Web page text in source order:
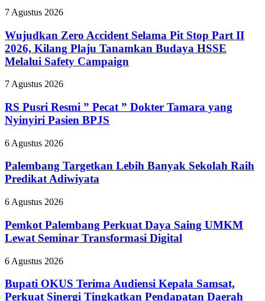
Wujudkan
Accident
Selama
Pit
Stop
II
Kilang
Plaju
Tanamkan
Budaya
HSSE
Melalui
Safety
Campaign
7 Agustus 2026
Wujudkan Zero Accident Selama Pit Stop Part II
2026, Kilang Plaju Tanamkan Budaya HSSE
Melalui Safety Campaign
RS
Resmi
”
Pecat
Dokter
yang
Nyinyiri
BPJS
7 Agustus 2026
RS Pusri Resmi ” Pecat ” Dokter Tamara yang
Nyinyiri Pasien BPJS
Palembang
Lebih
Banyak
Sekolah
Predikat
6 Agustus 2026
Palembang Targetkan Lebih Banyak Sekolah Raih
Predikat Adiwiyata
Pemkot
Perkuat
Daya
Saing
Lewat
Transformasi
Digital
6 Agustus 2026
Pemkot Palembang Perkuat Daya Saing UMKM
Lewat Seminar Transformasi Digital
Bupati
Terima
Audiensi
6 Agustus 2026
Bupati OKUS Terima Audiensi Kepala Samsat,
Perkuat Sinergi Tingkatkan Pendapatan Daerah